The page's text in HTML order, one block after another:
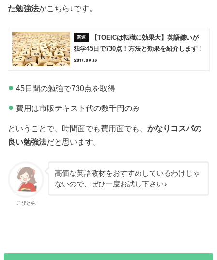
た勉強法がこちら↓です。
【TOEICは転職に効果大】英語嫌いが
独学45日で730点！方法と効果を紹介します！
2017.09.13
45日間の勉強で730点を取得
費用は市販テキスト代の数千円のみ
ということで、時間面でも費用面でも、かなりコスパの
良い勉強法だと思います。
こびと株
高価な英語教材をおすすめしているわけじゃ
ないので、ぜひ一度お試し下さい♪